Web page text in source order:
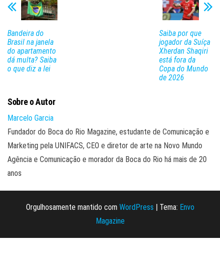
Bandeira do
Brasil na janela
do apartamento
dá multa? Saiba
o que diz a lei
Saiba por que
jogador da Suíça
Xherdan Shaqiri
está fora da
Copa do Mundo
de 2026
Sobre o Autor
Marcelo Garcia
Fundador do Boca do Rio Magazine, estudante de Comunicação e
Marketing pela UNIFACS, CEO e diretor de arte na Novo Mundo
Agência e Comunicação e morador da Boca do Rio há mais de 20
anos
Orgulhosamente mantido com WordPress | Tema: Envo
Magazine